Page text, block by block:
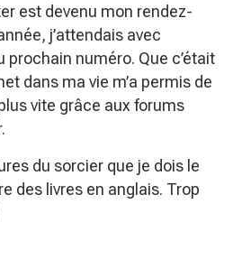
est devenu mon rendez-
j’attendais avec
prochain numéro. Que c’était
dans ma vie m’a permis de
vite grâce aux forums
du sorcier que je dois le
des livres en anglais. Trop